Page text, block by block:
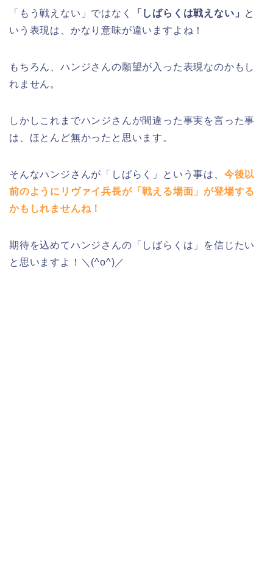
「もう戦えない」ではなく 「しばらくは戦えない」 と
いう表現は、かなり意味が違いますよね！
もちろん、ハンジさんの願望が入った表現なのかもし
れません。
しかしこれまでハンジさんが間違った事実を言った事
は、ほとんど無かったと思います。
そんなハンジさんが「しばらく」という事は、 今後以
前のようにリヴァイ兵長が「戦える場面」が登場する
かもしれませんね！
期待を込めてハンジさんの「しばらくは」を信じたい
と思いますよ！＼(^o^)／